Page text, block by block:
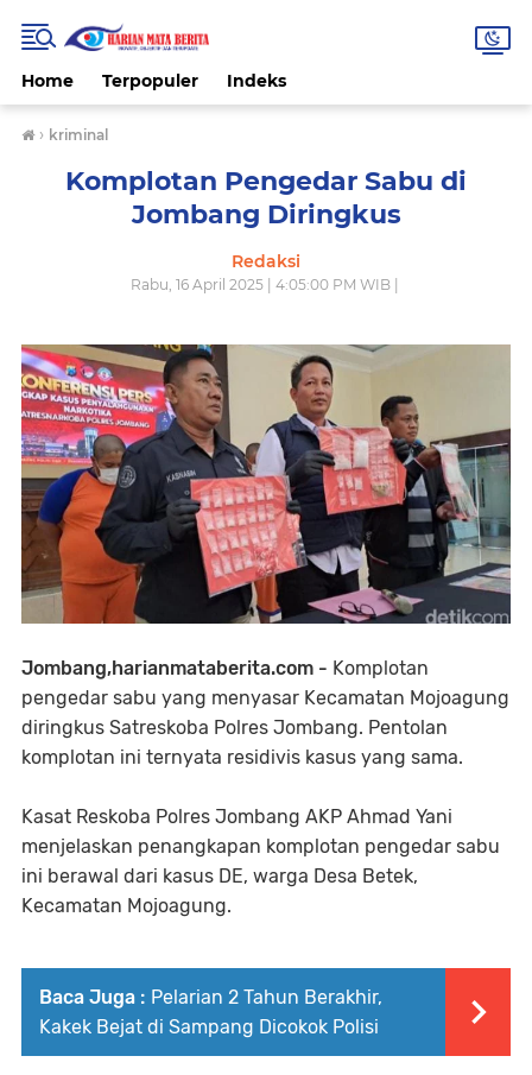
Home Terpopuler Indeks
› kriminal
Komplotan Pengedar Sabu di
Jombang Diringkus
Redaksi
Rabu, 16 April 2025 | 4:05:00 PM WIB |
Jombang,harianmataberita.com - Komplotan
pengedar sabu yang menyasar Kecamatan Mojoagung
diringkus Satreskoba Polres Jombang. Pentolan
komplotan ini ternyata residivis kasus yang sama.
Kasat Reskoba Polres Jombang AKP Ahmad Yani
menjelaskan penangkapan komplotan pengedar sabu
ini berawal dari kasus DE, warga Desa Betek,
Kecamatan Mojoagung.
Baca Juga : Pelarian 2 Tahun Berakhir,
Kakek Bejat di Sampang Dicokok Polisi